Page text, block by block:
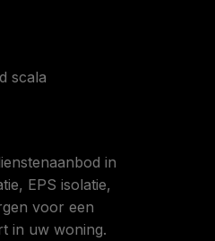
scala
in
EPS isolatie,
voor een
in uw woning.